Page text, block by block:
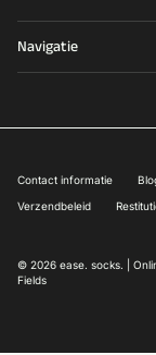
Navigatie
Contact informatie
Verzendbeleid
© 2026 ease. socks. |
Fields